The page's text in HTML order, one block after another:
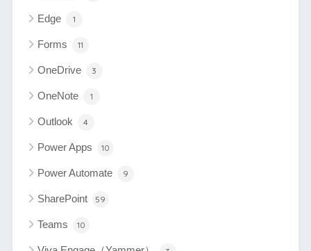
Edge 1
Forms 11
OneDrive 3
OneNote 1
Outlook 4
Power Apps 10
Power Automate 9
SharePoint 59
Teams 10